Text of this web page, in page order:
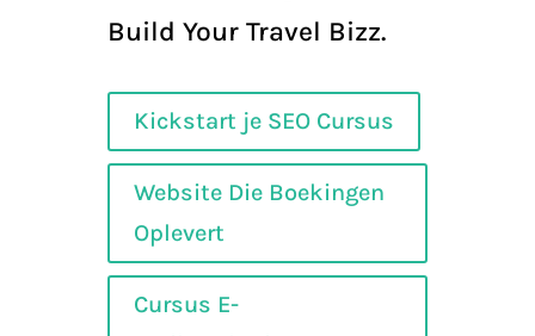
Build Your Travel Bizz.
Kickstart je SEO Cursus
Website Die Boekingen
Oplevert
Cursus E-